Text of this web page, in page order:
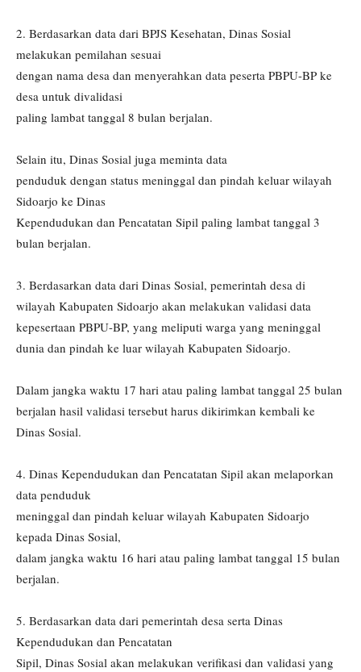
2. Berdasarkan data dari BPJS Kesehatan, Dinas Sosial
melakukan pemilahan sesuai
dengan nama desa dan menyerahkan data peserta PBPU-BP ke
desa untuk divalidasi
paling lambat tanggal 8 bulan berjalan.
Selain itu, Dinas Sosial juga meminta data
penduduk dengan status meninggal dan pindah keluar wilayah
Sidoarjo ke Dinas
Kependudukan dan Pencatatan Sipil paling lambat tanggal 3
bulan berjalan.
3. Berdasarkan data dari Dinas Sosial, pemerintah desa di
wilayah Kabupaten Sidoarjo akan melakukan validasi data
kepesertaan PBPU-BP, yang meliputi warga yang meninggal
dunia dan pindah ke luar wilayah Kabupaten Sidoarjo.
Dalam jangka waktu 17 hari atau paling lambat tanggal 25 bulan
berjalan hasil validasi tersebut harus dikirimkan kembali ke
Dinas Sosial.
4. Dinas Kependudukan dan Pencatatan Sipil akan melaporkan
data penduduk
meninggal dan pindah keluar wilayah Kabupaten Sidoarjo
kepada Dinas Sosial,
dalam jangka waktu 16 hari atau paling lambat tanggal 15 bulan
berjalan.
5. Berdasarkan data dari pemerintah desa serta Dinas
Kependudukan dan Pencatatan
Sipil, Dinas Sosial akan melakukan verifikasi dan validasi yang